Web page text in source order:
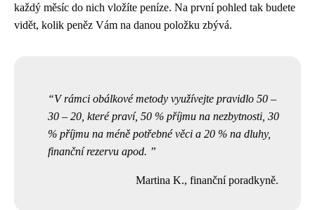
každý měsíc do nich vložíte peníze. Na první pohled tak budete
vidět, kolik peněz Vám na danou položku zbývá.
V rámci obálkové metody využívejte pravidlo 50 –
30 – 20, které praví, 50 % příjmu na nezbytnosti, 30
% příjmu na méně potřebné věci a 20 % na dluhy,
finanční rezervu apod.
Martina K., finanční poradkyně.